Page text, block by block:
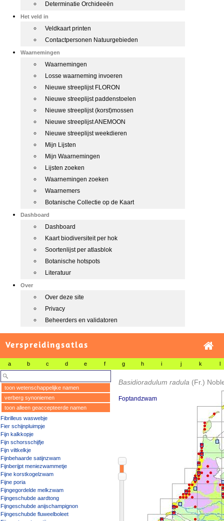
Determinatie Orchideeën
Het veld in
Veldkaart printen
Contactpersonen Natuurgebieden
Waarnemingen
Waarnemingen
Losse waarneming invoeren
Nieuwe streeplijst FLORON
Nieuwe streeplijst paddenstoelen
Nieuwe streeplijst (korst)mossen
Nieuwe streeplijst ANEMOON
Nieuwe streeplijst weekdieren
Mijn Lijsten
Mijn Waarnemingen
Lijsten zoeken
Waarnemingen zoeken
Waarnemers
Botanische Collectie op de Kaart
Dashboard
Dashboard
Kaart biodiversiteit per hok
Soortenlijst per atlasblok
Botanische hotspots
Literatuur
Over
Over deze site
Privacy
Beheerders en validatoren
Verspreidingsatlas
a b c d e f g h i j k l
toon wetenschappelijke namen
verberg synoniemen
toon alleen geaccepteerde namen
Fibrilleus waswebje
Fier schijnpluimpje
Fijn kalkkopje
Fijn schorsschijfje
Fijn viltkelkje
Fijnbehaarde satijnzwam
Fijnberijpt meniezwammetje
Fijne korstkogelzwam
Fijne poria
Fijngegordelde melkzwam
Fijngeschubde aardtong
Fijngeschubde anijschampignon
Fijngeschubde fluweelboleet
Basidioradulum radula (Fr.)
Foptandzwam